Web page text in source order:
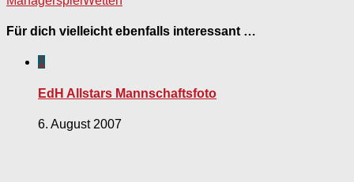
Für dich vielleicht ebenfalls interessant …
1
EdH Allstars Mannschaftsfoto
6. August 2007